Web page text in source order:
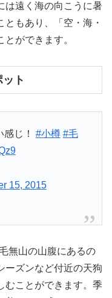
は遠く海の向こうに暑
もあり、「空・海・
ができます。
ト
じ！ #小樽 #毛
15, 2015
無山の山腹にあるの
ーズンなど付近の天狗
むことができます。季